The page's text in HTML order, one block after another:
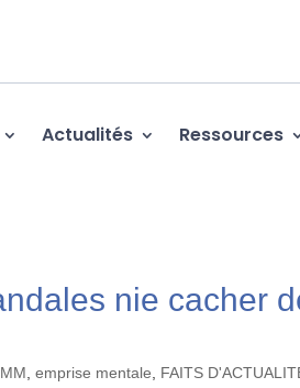
Actualités Ressources
nie cacher
,emprise mentale FAITS